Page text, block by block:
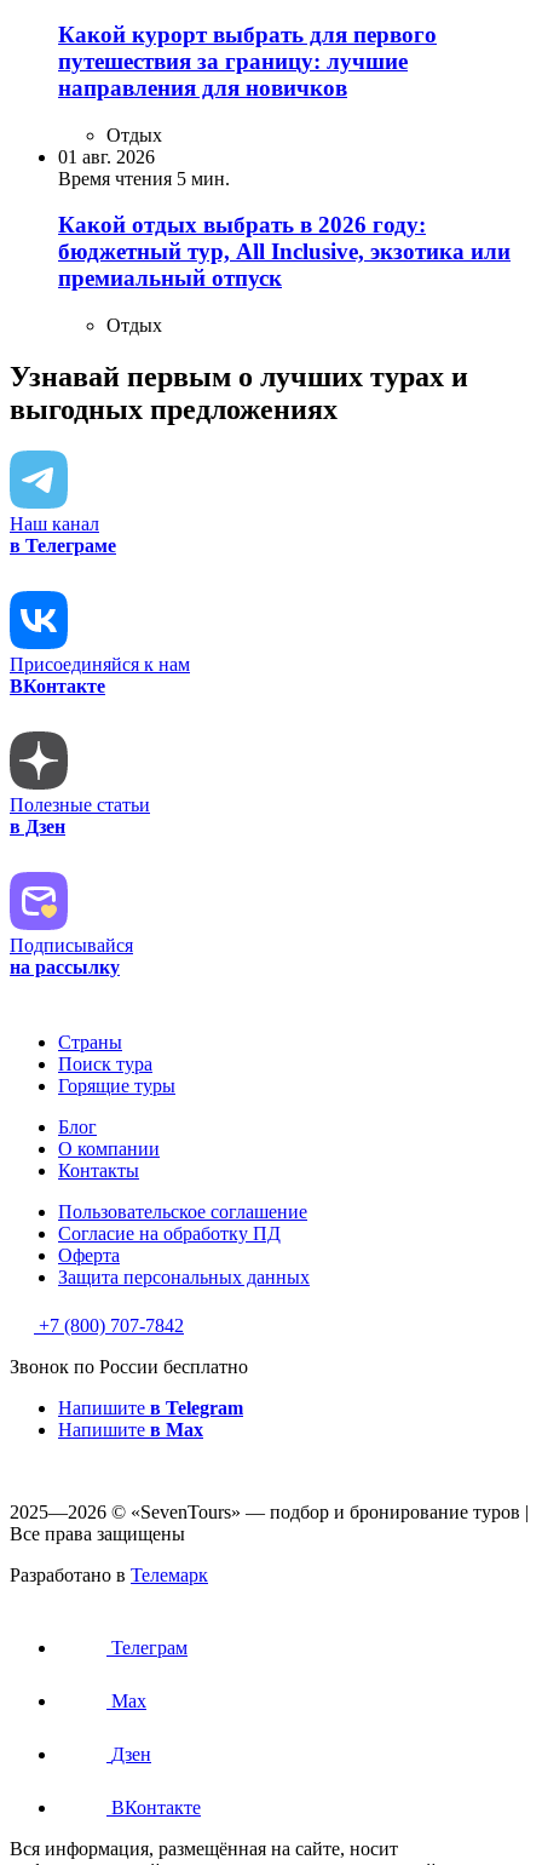
Какой курорт выбрать для первого
путешествия за границу: лучшие
направления для новичков
Отдых
01 авг. 2026
Время чтения 5 мин.
Какой отдых выбрать в 2026 году:
бюджетный тур, All Inclusive, экзотика или
премиальный отпуск
Отдых
Узнавай первым о лучших турах и
выгодных предложениях
Наш канал
в Телеграме
Присоединяйся к нам
ВКонтакте
Полезные статьи
в Дзен
Подписывайся
на рассылку
Страны
Поиск тура
Горящие туры
Блог
О компании
Контакты
Пользовательское соглашение
Согласие на обработку ПД
Оферта
Защитa персональных данных
+7 (800) 707-7842
Звонок по России бесплатно
Напишите в Telegram
Напишите в Max
2025—2026 © «SevenTours» — подбор и бронирование туров |
Все права защищены
Разработано в Телемарк
Телеграм
Max
Дзен
ВКонтакте
Вся информация, размещённая на сайте, носит